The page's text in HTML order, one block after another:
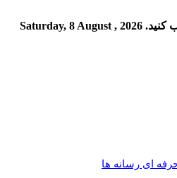
کنید. Saturday, 8 August , 2026
ای رسانه ها